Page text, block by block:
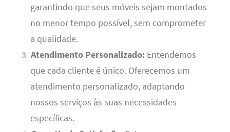
garantindo que seus móveis sejam montados
no menor tempo possível, sem comprometer
a qualidade.
Atendimento Personalizado: Entendemos
que cada cliente é único. Oferecemos um
atendimento personalizado, adaptando
nossos serviços às suas necessidades
específicas.